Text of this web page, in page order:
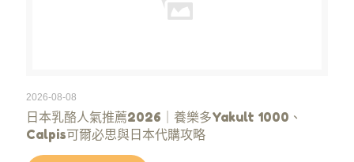
2026-08-08
日本乳酪人氣推薦2026｜養樂多Yakult 1000、
Calpis可爾必思與日本代購攻略